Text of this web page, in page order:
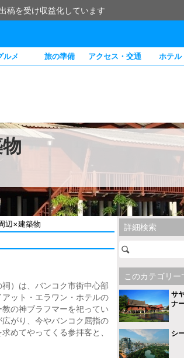
稿を受け収益化しています
ルメ 旅の準備 アクセス・交通 ホテル
詳細検索
このカテゴリー
サ
ナ
シ
辺×建築物
）は、バンコク市街中心部
ット・エラワン・ホテルの
の神ブラフマーを祀ってい
がり、今やバンコク屈指の
めてやってくる参拝客と、